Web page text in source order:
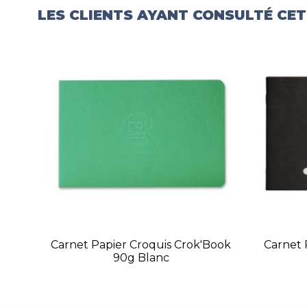
LES CLIENTS AYANT CONSULTÉ
Carnet Papier Croquis Crok'Book
90g Blanc
Carnet